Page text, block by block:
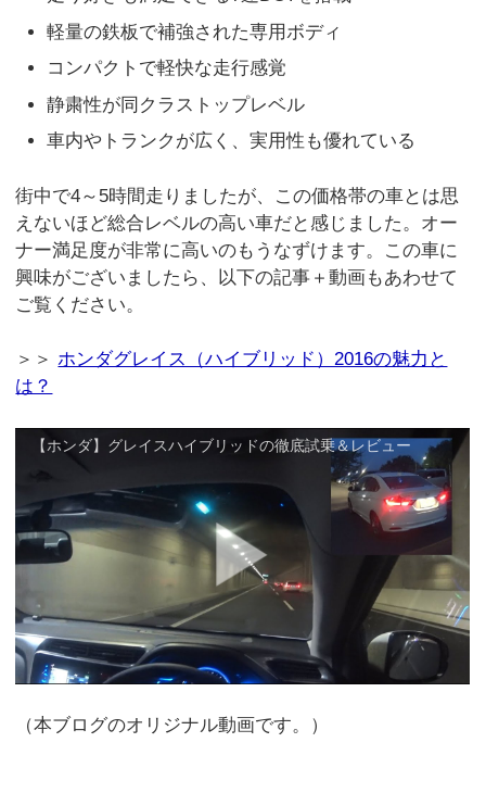
軽量の鉄板で補強された専用ボディ
コンパクトで軽快な走行感覚
静粛性が同クラストップレベル
車内やトランクが広く、実用性も優れている
街中で4～5時間走りましたが、この価格帯の車とは思
えないほど総合レベルの高い車だと感じました。オー
ナー満足度が非常に高いのもうなずけます。この車に
興味がございましたら、以下の記事＋動画もあわせて
ご覧ください。
＞＞ホンダグレイス（ハイブリッド）2016の魅力と
は？
【ホンダ】グレイスハイブリッドの徹底試乗＆レビュー
（本ブログのオリジナル動画です。）